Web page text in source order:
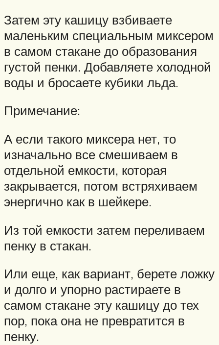
Затем эту кашицу взбиваете
маленьким специальным миксером
в самом стакане до образования
густой пенки. Добавляете холодной
воды и бросаете кубики льда.
Примечание:
А если такого миксера нет, то
изначально все смешиваем в
отдельной емкости, которая
закрывается, потом встряхиваем
энергично как в шейкере.
Из той емкости затем переливаем
пенку в стакан.
Или еще, как вариант, берете ложку
и долго и упорно растираете в
самом стакане эту кашицу до тех
пор, пока она не превратится в
пенку.